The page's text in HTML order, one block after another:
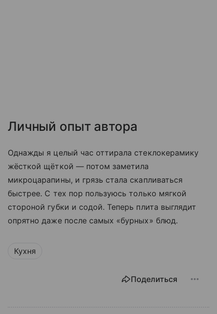
Личный опыт автора
Однажды я целый час оттирала стеклокерамику
жёсткой щёткой — потом заметила
микроцарапины, и грязь стала скапливаться
быстрее. С тех пор пользуюсь только мягкой
стороной губки и содой. Теперь плита выглядит
опрятно даже после самых «бурных» блюд.
Кухня
Поделиться